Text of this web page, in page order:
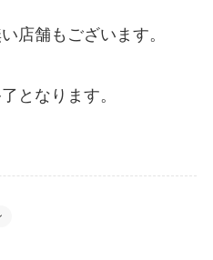
店舗もございます。
となります。